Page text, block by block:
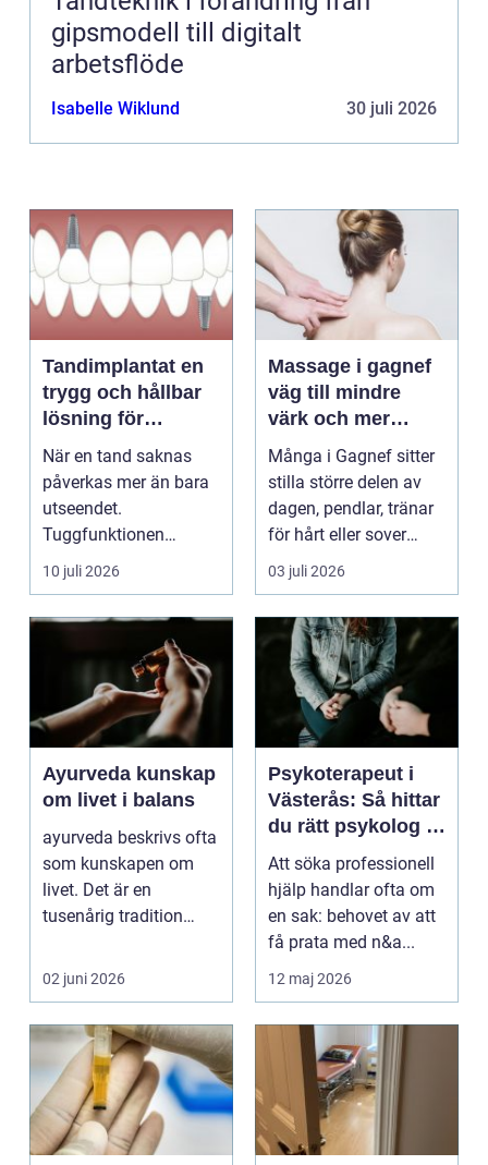
gipsmodell till digitalt
arbetsflöde
Isabelle Wiklund 30 juli 2026
Tandimplantat en
trygg och hållbar
lösning för
förlorade tänder
När en tand saknas
påverkas mer än bara
utseendet.
Tuggfunktionen
försämras, leendet
förändras och m...
10 juli 2026
Massage i gagnef
väg till mindre
värk och mer
vardagsenergi
Många i Gagnef sitter
stilla större delen av
dagen, pendlar, tränar
för hårt eller sover
dåligt. Axl...
03 juli 2026
Ayurveda kunskap
om livet i balans
ayurveda beskrivs ofta
som kunskapen om
livet. Det är en
tusenårig tradition
kropp,...
02 juni 2026
Psykoterapeut i
Västerås: Så hittar
du rätt psykolog i
Västerås för
samtal och terapi
Att söka professionell
hjälp handlar ofta om
en sak: behovet av att
få prata med n&a...
12 maj 2026